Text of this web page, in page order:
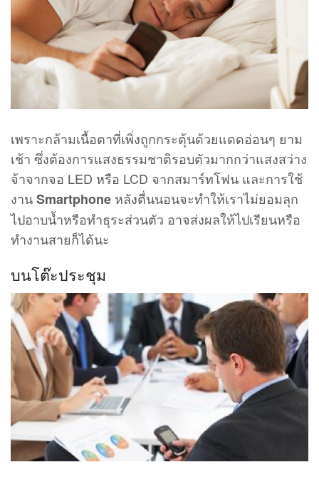
เพราะกล้ามเนื้อตาที่เพิ่งถูกกระตุ้นด้วยแดดอ่อนๆ ยาม
เช้า ซึ่งต้องการแสงธรรมชาติรอบตัวมากกว่าแสงสว่าง
จ้าจากจอ LED หรือ LCD จากสมาร์ทโฟน และการใช้
งานSmartphone หลังตื่นนอนจะทำให้เราไม่ยอมลุก
ไปอาบน้ำหรือทำธุระส่วนตัว อาจส่งผลให้ไปเรียนหรือ
ทำงานสายก็ได้นะ
บนโต๊ะประชุม